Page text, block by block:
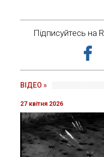
Підписуйтесь на
ВІДЕО »
27 квітня 2026